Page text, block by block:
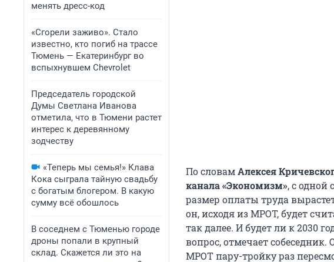
менять дресс-код
«Сгорели заживо». Стало
известно, кто погиб на трассе
Тюмень — Екатеринбург во
вспыхнувшем Chevrolet
Председатель городской
Думы Светлана Иванова
отметила, что в Тюмени растет
интерес к деревянному
зодчеству
«Теперь мы семья!» Клава
Кока сыграла тайную свадьбу
с богатым блогером. В какую
сумму всё обошлось
В соседнем с Тюменью городе
дроны попали в крупный
склад. Скажется ли это на
По словамАлексея
канала «Экономизм», с одной
размер оплаты труда
он, исходя из МРОТ, будет
так далее. И будет ли к 2030
вопрос, отмечает
МРОТ пару-тройку раз